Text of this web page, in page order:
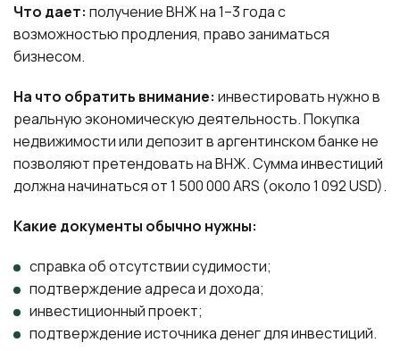
Что дает: получение ВНЖ на 1–3 года с
возможностью продления, право заниматься
бизнесом.
На что обратить внимание: инвестировать нужно в
реальную экономическую деятельность. Покупка
недвижимости или депозит в аргентинском банке не
позволяют претендовать на ВНЖ. Сумма инвестиций
должна начинаться от 1 500 000 ARS (около 1 092 USD).
Какие документы обычно нужны:
справка об отсутствии судимости;
подтверждение адреса и дохода;
инвестиционный проект;
подтверждение источника денег для инвестиций.